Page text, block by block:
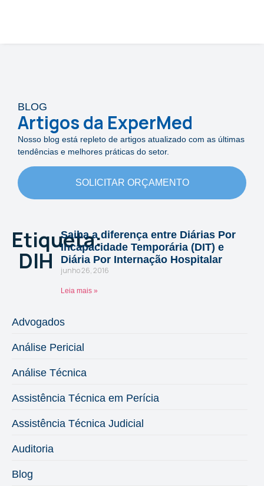
BLOG
Artigos da ExperMed
Nosso blog está repleto de artigos atualizado com as últimas
tendências e melhores práticas do setor.
SOLICITAR ORÇAMENTO
Etiqueta:
DIH
Saiba a diferença entre Diárias Por
Incapacidade Temporária (DIT) e
Diária Por Internação Hospitalar
junho 26, 2016
Leia mais »
Advogados
Análise Pericial
Análise Técnica
Assistência Técnica em Perícia
Assistência Técnica Judicial
Auditoria
Blog